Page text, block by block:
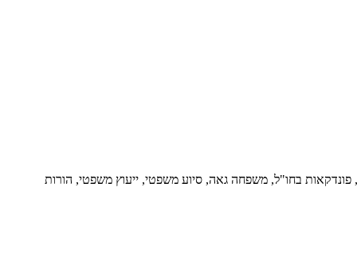
פונדקאות בחו"ל, משפחה גאה, סיוע משפטי, ייעוץ משפטי, הורות